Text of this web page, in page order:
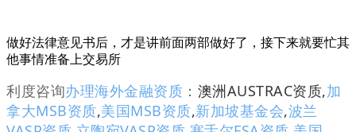
做好法律意见书后，才是讲前面两部做好了，接下来就要忙其
他事情准备上交易所
利度咨询办理海外金融资质 ： 澳洲AUSTRAC资质,加
拿大MSB资质,美国MSB资质,新加坡基金会,波兰